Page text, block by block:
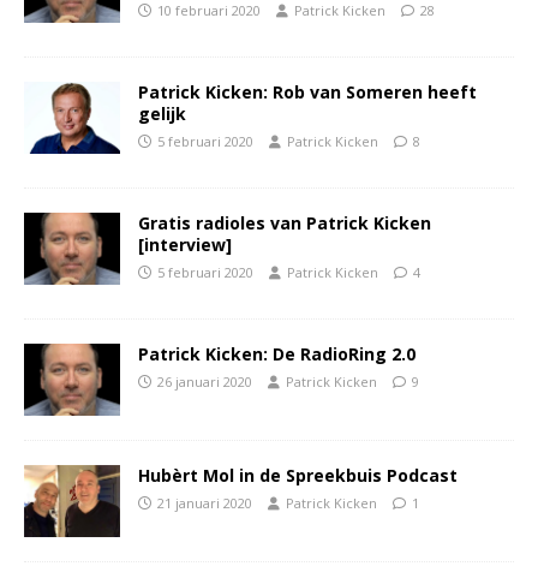
10 februari 2020 Patrick Kicken 28
Patrick Kicken: Rob van Someren heeft
gelijk
5 februari 2020 Patrick Kicken 8
Gratis radioles van Patrick Kicken
[interview]
5 februari 2020 Patrick Kicken 4
Patrick Kicken: De RadioRing 2.0
26 januari 2020 Patrick Kicken 9
Hubèrt Mol in de Spreekbuis Podcast
21 januari 2020 Patrick Kicken 1